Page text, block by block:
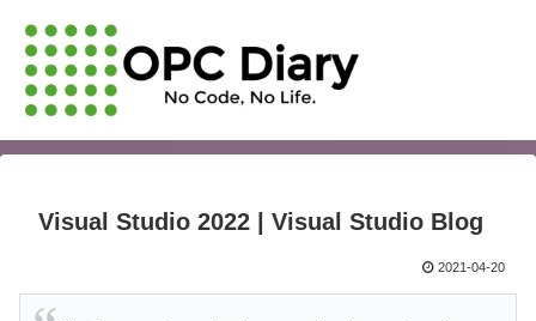
Visual Studio 2022 | Visual Studio Blog
2021-04-20